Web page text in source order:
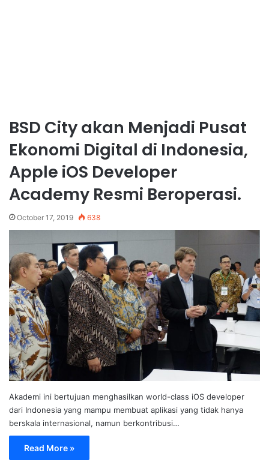
BSD City akan Menjadi Pusat
Ekonomi Digital di Indonesia,
Apple iOS Developer
Academy Resmi Beroperasi.
October 17, 2019 638
Akademi ini bertujuan menghasilkan world-class iOS developer
dari Indonesia yang mampu membuat aplikasi yang tidak hanya
berskala internasional, namun berkontribusi…
Read More »